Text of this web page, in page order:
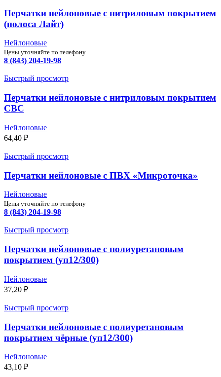
Перчатки нейлоновые с нитриловым покрытием
(полоса Лайт)
Нейлоновые
Цены уточняйте по телефону
8 (843) 204-19-98
Быстрый просмотр
Перчатки нейлоновые с нитриловым покрытием
СВС
Нейлоновые
64,40 ₽
Быстрый просмотр
Перчатки нейлоновые с ПВХ «Микроточка»
Нейлоновые
Цены уточняйте по телефону
8 (843) 204-19-98
Быстрый просмотр
Перчатки нейлоновые с полиуретановым
покрытием (уп12/300)
Нейлоновые
37,20 ₽
Быстрый просмотр
Перчатки нейлоновые с полиуретановым
покрытием чёрные (уп12/300)
Нейлоновые
43,10 ₽